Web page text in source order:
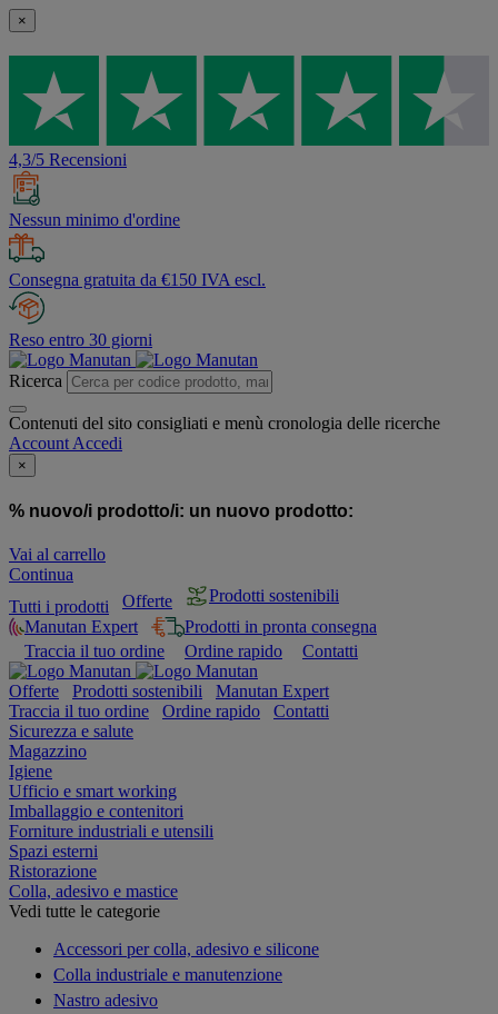
×
4,3/5 Recensioni
Nessun minimo d'ordine
Consegna gratuita da €150 IVA escl.
Reso entro 30 giorni
Ricerca
Contenuti del sito consigliati e menù cronologia delle ricerche
Account Accedi
×
% nuovo/i prodotto/i: un nuovo prodotto:
Vai al carrello
Continua
Tutti i prodotti
Offerte
Prodotti sostenibili
Manutan Expert
Prodotti in pronta consegna
Traccia il tuo ordine
Ordine rapido Contatti
Offerte Prodotti sostenibili
Manutan Expert
Traccia il tuo ordine
Ordine rapido
Contatti
Sicurezza e salute
Magazzino
Igiene
Ufficio e smart working
Imballaggio e contenitori
Forniture industriali e utensili
Spazi esterni
Ristorazione
Colla, adesivo e mastice
Vedi tutte le categorie
Accessori per colla, adesivo e silicone
Colla industriale e manutenzione
Nastro adesivo